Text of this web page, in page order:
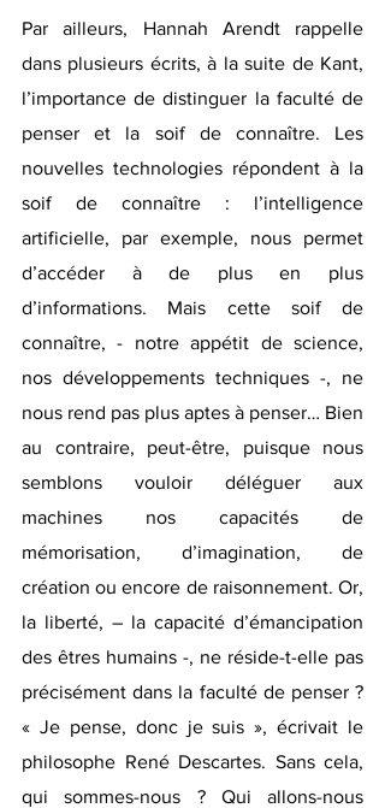
Par ailleurs, Hannah Arendt rappelle
dans plusieurs écrits, à la suite de Kant,
l’importance de distinguer la faculté de
penser et la soif de connaître. Les
nouvelles technologies répondent à la
soif de connaître : l’intelligence
artificielle, par exemple, nous permet
d’accéder à de plus en plus
d’informations. Mais cette soif de
connaître, - notre appétit de science,
nos développements techniques -, ne
nous rend pas plus aptes à penser… Bien
au contraire, peut-être, puisque nous
semblons vouloir déléguer aux
machines nos capacités de
mémorisation, d’imagination, de
création ou encore de raisonnement. Or,
la liberté, – la capacité d’émancipation
des êtres humains -, ne réside-t-elle pas
précisément dans la faculté de penser ?
« Je pense, donc je suis », écrivait le
philosophe René Descartes. Sans cela,
qui sommes-nous ? Qui allons-nous